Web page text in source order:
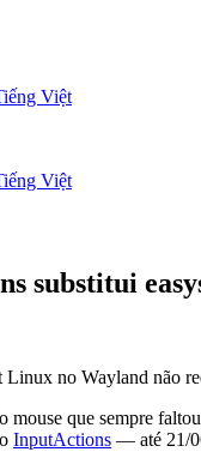
Việt
Việt
substitui
no Wayland não
que sempre
InputActions — até 21/